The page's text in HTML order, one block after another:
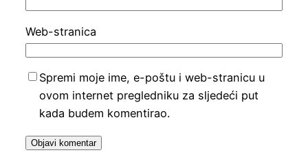
Web-stranica
Spremi moje ime, e-poštu i web-stranicu u
ovom internet pregledniku za sljedeći put
kada budem komentirao.